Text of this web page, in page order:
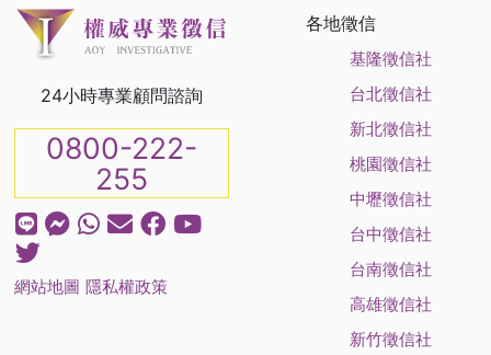
24小時專業顧問諮詢
0800-222-
255
網站地圖 隱私權政策
各地徵信
基隆徵信社
台北徵信社
新北徵信社
桃園徵信社
中壢徵信社
台中徵信社
台南徵信社
高雄徵信社
新竹徵信社